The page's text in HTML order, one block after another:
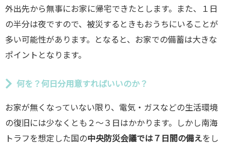
外出先から無事にお家に帰宅できたとします。また、１日
の半分は夜ですので、被災するときもおうちにいることが
多い可能性があります。となると、お家での備蓄は大きな
ポイントとなります。
何を？何日分用意すればいいのか？
お家が無くなっていない限り、電気・ガスなどの生活環境
の復旧には少なくとも２〜３日はかかります。しかし南海
トラフを想定した国の中央防災会議では７日間の備えをし